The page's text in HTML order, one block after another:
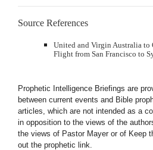
Source References
United and Virgin Australia to
Flight from San Francisco to
Prophetic Intelligence Briefings are
between current events and Bible
articles, which are not intended as a
in opposition to the views of the
the views of Pastor Mayer or of Keep
out the prophetic link.